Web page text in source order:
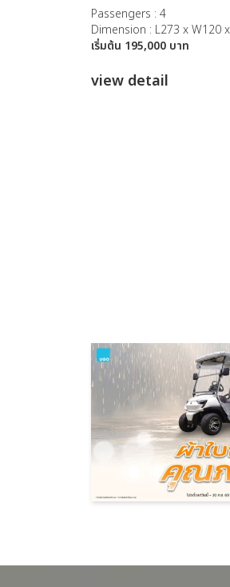
Passengers : 4
Dimension : L273 x W120
เริ่มต้น 195,000 บาท
view detail